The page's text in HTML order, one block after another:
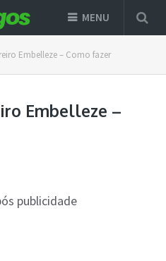
MENU
Embelleze – Como fazer
Embelleze –
publicidade